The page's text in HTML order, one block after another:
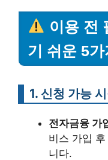
이용 전
기 쉬운 5
1. 신청 가능
전자금융 가
비스 가입 후
니다.